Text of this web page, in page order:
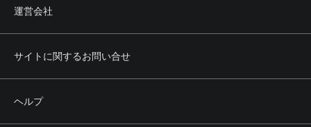
運営会社
サイトに関するお問い合せ
ヘルプ